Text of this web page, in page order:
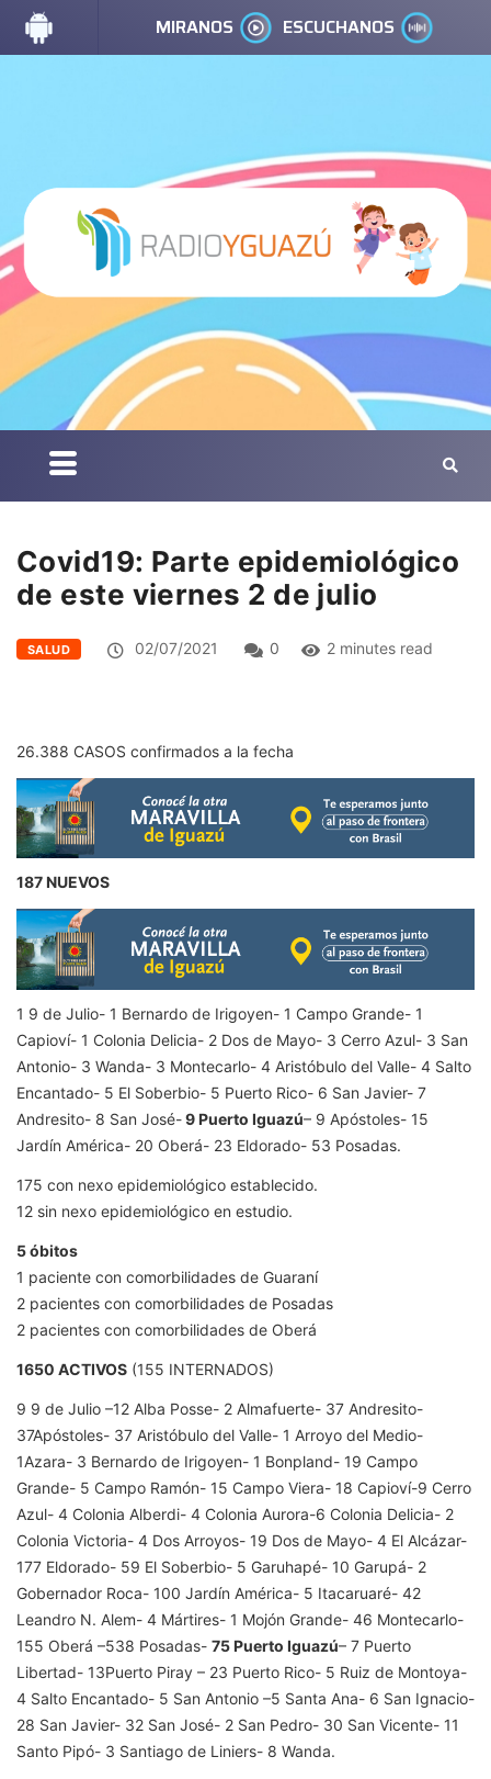
MIRANOS ESCUCHANOS
Covid19: Parte epidemiológico
de este viernes 2 de julio
SALUD 02/07/2021 0 2 minutes read
26.388 CASOS confirmados a la fecha
187 NUEVOS
1 9 de Julio- 1 Bernardo de Irigoyen- 1 Campo Grande- 1
Capioví- 1 Colonia Delicia- 2 Dos de Mayo- 3 Cerro Azul- 3 San
Antonio- 3 Wanda- 3 Montecarlo- 4 Aristóbulo del Valle- 4 Salto
Encantado- 5 El Soberbio- 5 Puerto Rico- 6 San Javier- 7
Andresito- 8 San José-9 Puerto Iguazú– 9 Apóstoles- 15
Jardín América- 20 Oberá- 23 Eldorado- 53 Posadas.
175 con nexo epidemiológico establecido.
12 sin nexo epidemiológico en estudio.
5 óbitos
1 paciente con comorbilidades de Guaraní
2 pacientes con comorbilidades de Posadas
2 pacientes con comorbilidades de Oberá
1650 ACTIVOS (155 INTERNADOS)
9 9 de Julio –12 Alba Posse- 2 Almafuerte- 37 Andresito-
37Apóstoles- 37 Aristóbulo del Valle- 1 Arroyo del Medio-
1Azara- 3 Bernardo de Irigoyen- 1 Bonpland- 19 Campo
Grande- 5 Campo Ramón- 15 Campo Viera- 18 Capioví-9 Cerro
Azul- 4 Colonia Alberdi- 4 Colonia Aurora-6 Colonia Delicia- 2
Colonia Victoria- 4 Dos Arroyos- 19 Dos de Mayo- 4 El Alcázar-
177 Eldorado- 59 El Soberbio- 5 Garuhapé- 10 Garupá- 2
Gobernador Roca- 100 Jardín América- 5 Itacaruaré- 42
Leandro N. Alem- 4 Mártires- 1 Mojón Grande- 46 Montecarlo-
155 Oberá –538 Posadas- 75 Puerto Iguazú– 7 Puerto
Libertad- 13Puerto Piray – 23 Puerto Rico- 5 Ruiz de Montoya-
4 Salto Encantado- 5 San Antonio –5 Santa Ana- 6 San Ignacio-
28 San Javier- 32 San José- 2 San Pedro- 30 San Vicente- 11
Santo Pipó- 3 Santiago de Liniers- 8 Wanda.